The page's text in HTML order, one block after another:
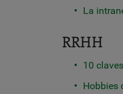
La
RRHH
10
Hobbies